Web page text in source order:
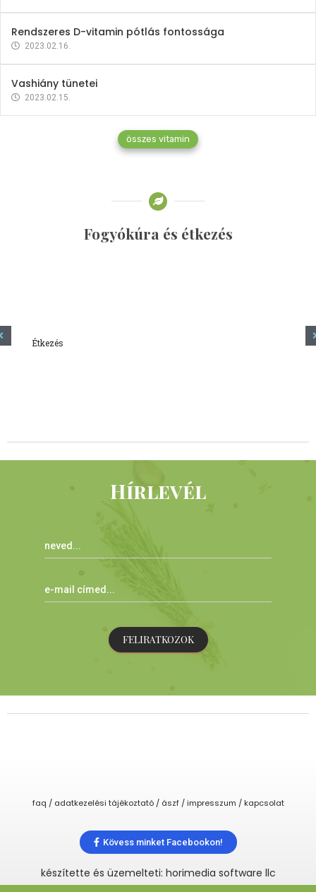
Rendszeres D-vitamin pótlás fontossága
2023.02.16.
Vashiány tünetei
2023.02.15.
összes vitamin
Fogyókúra és étkezés
Étkezés
Hírlevél
FELIRATKOZOK
faq / adatkezelési tájékoztató / ászf / impresszum / kapcsolat
Kövess minket Facebookon!
készítette és üzemelteti: horimedia software llc